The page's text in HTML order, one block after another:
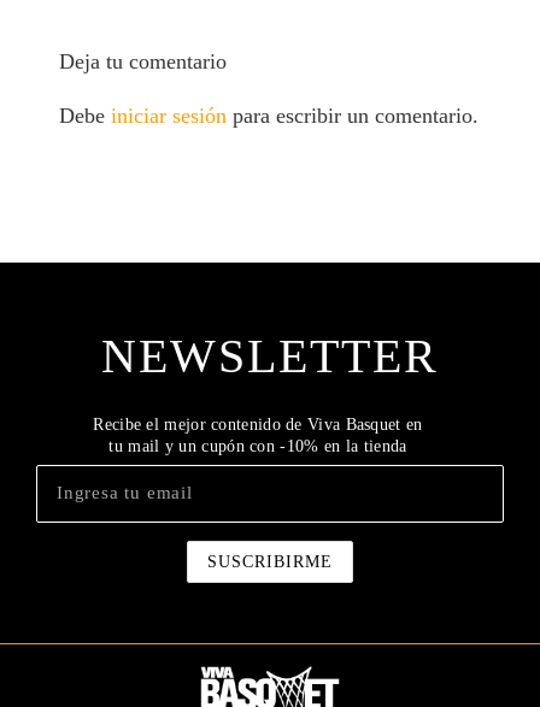
Deja tu comentario
Debeiniciar sesiónpara escribir un comentario.
NEWSLETTER
Recibe el mejor contenido de Viva Basquet en
tu mail y un cupón con -10% en la tienda